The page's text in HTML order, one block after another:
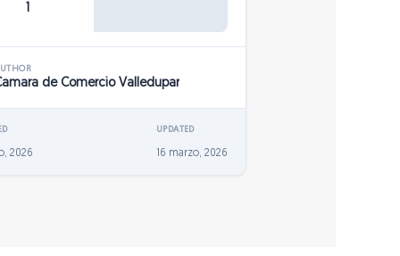
1
de Comercio Valledupar
2026
UPDATED
16 marzo, 2026